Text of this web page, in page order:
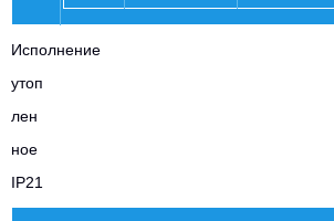
Исполнение
утоп
лен
ное
IP21